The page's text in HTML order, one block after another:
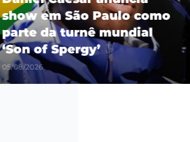
show em São Paulo como
parte da turnê mundial
‘Son of Spergy’
05/08/2026